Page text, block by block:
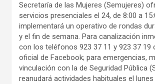
Secretaría de las Mujeres (Semujeres)
servicios presenciales el 24, de 8:00 a
implementará un operativo de rondas
y el fin de semana. Para canalización
con los teléfonos 923 37 11 y 923 37 19
oficial de Facebook; para emergencias,
vinculación con la de Seguridad Pública
reanudará actividades habituales el lunes